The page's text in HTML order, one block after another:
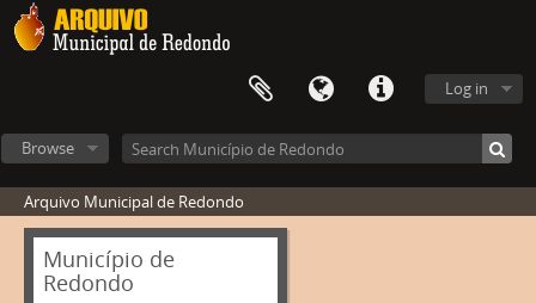
Log in
Browse
Arquivo Municipal de Redondo
Município de
Redondo